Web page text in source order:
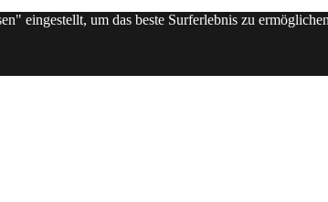
eingestellt, um das beste Surferlebnis zu